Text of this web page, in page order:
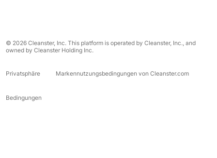
© 2026 Cleanster, Inc. This platform is operated by Cleanster, Inc., and
owned by Cleanster Holding Inc.
Privatsphäre Markennutzungsbedingungen von Cleanster.com
Bedingungen